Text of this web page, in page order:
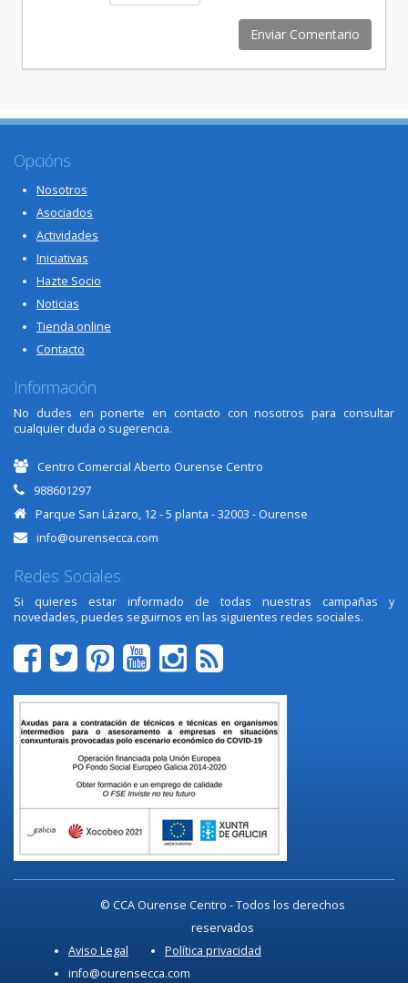
Opcións
Nosotros
Asociados
Actividades
Iniciativas
Hazte Socio
Noticias
Tienda online
Contacto
Información
No dudes en ponerte en contacto con nosotros para consultar
cualquier duda o sugerencia.
Centro Comercial Aberto Ourense Centro
988601297
Parque San Lázaro, 12 - 5 planta - 32003 - Ourense
info@ourensecca.com
Redes Sociales
Si quieres estar informado de todas nuestras campañas y
novedades, puedes seguirnos en las siguientes redes sociales.
© CCA Ourense Centro - Todos los derechos
reservados
Aviso Legal
Política privacidad
info@ourensecca.com